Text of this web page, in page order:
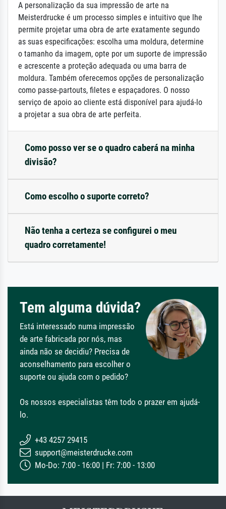
A personalização da sua impressão de arte na
Meisterdrucke é um processo simples e intuitivo que lhe
permite projetar uma obra de arte exatamente segundo
as suas especificações: escolha uma moldura, determine
o tamanho da imagem, opte por um suporte de impressão
e acrescente a proteção adequada ou uma barra de
moldura. Também oferecemos opções de personalização
como passe-partouts, filetes e espaçadores. O nosso
serviço de apoio ao cliente está disponível para ajudá-lo
a projetar a sua obra de arte perfeita.
Como posso ver se o quadro caberá na minha
divisão?
Como escolho o suporte correto?
Não tenha a certeza se configurei o meu
quadro corretamente!
Tem alguma dúvida?
Está interessado numa impressão
de arte fabricada por nós, mas
ainda não se decidiu? Precisa de
aconselhamento para escolher o
suporte ou ajuda com o pedido?
Os nossos especialistas têm todo o prazer em ajudá-
lo.
+43 4257 29415
support@meisterdrucke.com
Mo-Do: 7:00 - 16:00 | Fr: 7:00 - 13:00